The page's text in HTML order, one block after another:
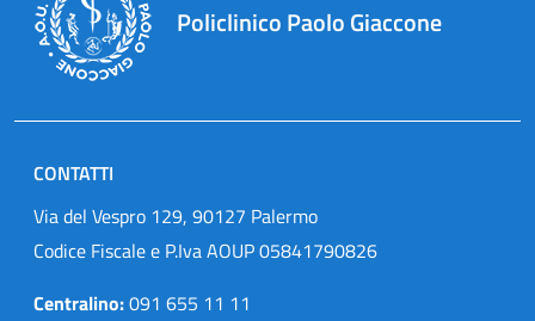
Policlinico Paolo Giaccone
CONTATTI
Via del Vespro 129, 90127 Palermo
Codice Fiscale e P.Iva AOUP 05841790826
Centralino:091 655 11 11